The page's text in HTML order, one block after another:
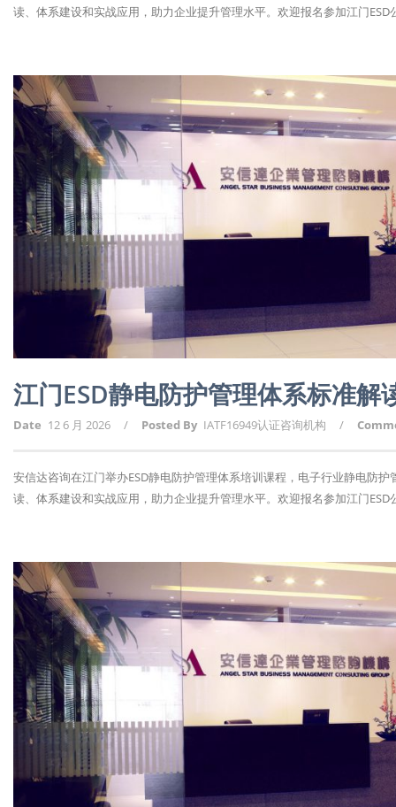
读、体系建设和实战应用，助力企业提升管理水平。欢迎报名参加江门ESD
江门ESD静电防护管理体系标准解
Date 12 6 月 2026 / Posted By IATF16949认证咨询机构 /
安信达咨询在江门举办ESD静电防护管理体系培训课程，电子行业静电防
读、体系建设和实战应用，助力企业提升管理水平。欢迎报名参加江门ESD